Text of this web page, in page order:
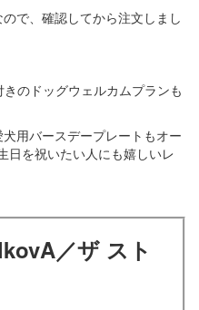
で、確認してから注文しまし
のドッグウェルカムプランも
用バースデープレートもオー
日を祝いたい人にも嬉しいレ
／ザ スト